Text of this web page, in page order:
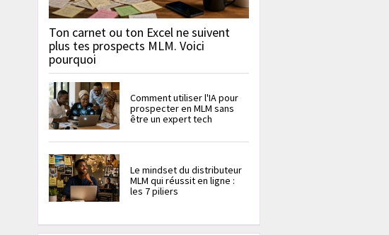
Ton carnet ou ton Excel ne suivent
plus tes prospects MLM. Voici
pourquoi
Comment utiliser l'IA pour
prospecter en MLM sans
être un expert tech
Le mindset du distributeur
MLM qui réussit en ligne :
les 7 piliers